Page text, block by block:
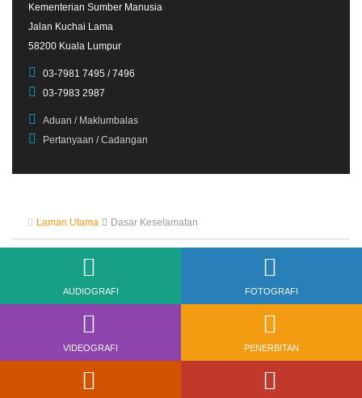
Kementerian Sumber Manusia
Jalan Kuchai Lama
58200 Kuala Lumpur
03-7981 7495 / 7496
03-7983 2987
Aduan / Maklumbalas
Pertanyaan / Cadangan
Laman Utama Dasar Keselamatan
AUDIOGRAFI FOTOGRAFI
VIDEOGRAFI PENERBITAN